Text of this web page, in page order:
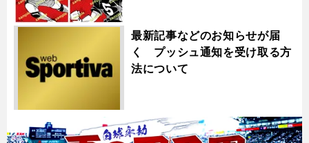
最新記事などのお知らせが届
く プッシュ通知を受け取る方
法について